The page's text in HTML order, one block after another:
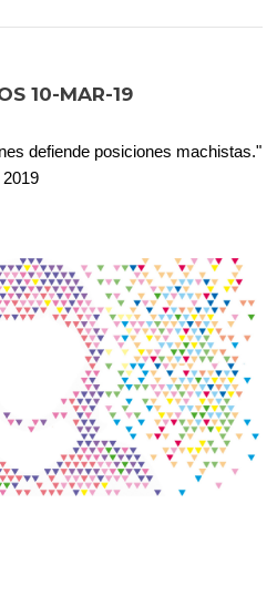
10-MAR-19
defiende posiciones machistas."